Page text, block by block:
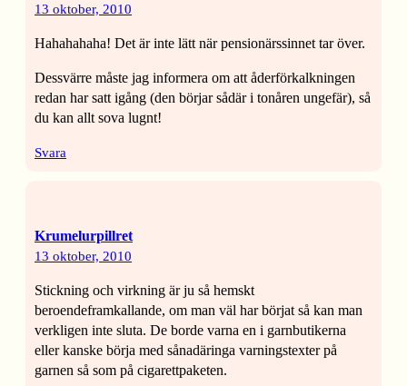
13 oktober, 2010
Hahahahaha! Det är inte lätt när pensionärssinnet tar över.
Dessvärre måste jag informera om att åderförkalkningen
redan har satt igång (den börjar sådär i tonåren ungefär), så
du kan allt sova lugnt!
Svara
Krumelurpillret
13 oktober, 2010
Stickning och virkning är ju så hemskt
beroendeframkallande, om man väl har börjat så kan man
verkligen inte sluta. De borde varna en i garnbutikerna
eller kanske börja med sånadäringa varningstexter på
garnen så som på cigarettpaketen.